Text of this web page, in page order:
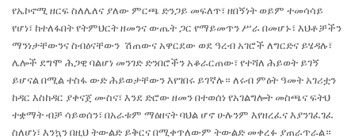
የኤኮኖሚ ዘርፍ ስለሌለና ያለው ምርጫ ድንጋይ መፍለጥ፣ ዘበኝነት ወይም ተመሳሳይ
የሆነ፣ ከተለፋበት የትምህርት ዘመንና ውጤት ጋር የማይመጥን ሥራ በመሆኑ፣ እህቶቻችን
ማንነታቸውንና ስብዕናቸውን ሽጠውና አዋርደው ወደ ዓረብ አገሮች ለግርድና ይሄዳሉ፣
ሌሎች ደግሞ ሕጋዊ ባልሆነ መንገድ ድንበሮችን አቆራርጠው፣ የተሻለ ሕይወት ይገኝ
ይሆናል በሚል ተስፋ ውድ ሕይወታቸውን እየገበሩ ይገኛሉ። ለሩብ ምዕት ዓመት አገሪቷን
ከዳር እስከዳር ያቀናጀ ሙስና፣ እንደ ድሮው ዘመን በተወሰነ የአገልግሎት መስጫና ፍትህ
ተቋማት ብቻ ሳይወሰን፣ በአራቱም ማዕዘናት ባህል ሆኖ ሁሉንም እየዘረፈና እያንገፈገፈ
ስለሆነ፣ እንኳን በዚህ ትውልድ ይቅርና በሚቀጥለውም ትውልድ መቀረፉ ያጠራጥራል።